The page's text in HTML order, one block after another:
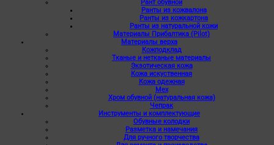
Рант обувной
Ранты из кожвалона
Ранты из кожкартона
Ранты из натуральной кожи
Материалы Прибалтика (Pilot)
Материалы верха
Кожподклад
Тканые и нетканые материалы
Экзотическая кожа
Кожа искуственная
Кожа одежная
Мех
Хром обувной (натуральная кожа)
Чепрак
Инструменты и комплектующие
Обувные колодки
Разметка и намечания
Для ручного творчества